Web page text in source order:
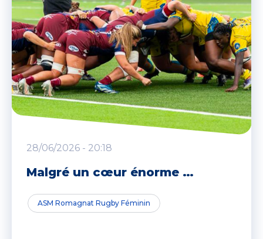
28/06/2026 - 20:18
Malgré un cœur énorme …
ASM Romagnat Rugby Féminin